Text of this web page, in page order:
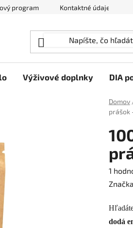
program Kontaktné údaje
Výživové doplnky DIA
Domov
prášok
je
5,0
1
dodá